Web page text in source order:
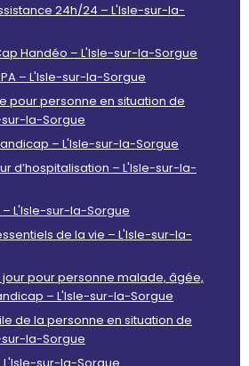
24h/24 – L'Isle-sur-la-
Handéo – L'Isle-sur-la-Sorgue
– L'Isle-sur-la-Sorgue
pour personne en situation de
la-Sorgue
– L'Isle-sur-la-Sorgue
d’hospitalisation – L'Isle-sur-la-
L'Isle-sur-la-Sorgue
de la vie – L'Isle-sur-la-
pour personne malade, âgée,
– L'Isle-sur-la-Sorgue
de la personne en situation de
la-Sorgue